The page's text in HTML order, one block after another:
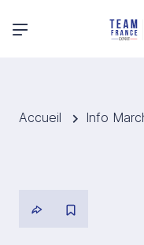
Menu principal
Accueil Info